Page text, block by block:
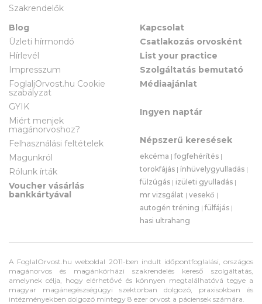
Szakrendelők
Blog
Üzleti hírmondó
Hírlevél
Impresszum
FoglaljOrvost.hu Cookie
szabályzat
GYIK
Miért menjek
magánorvoshoz?
Felhasználási feltételek
Magunkról
Rólunk írták
Voucher vásárlás
bankkártyával
Kapcsolat
Csatlakozás orvosként
List your practice
Szolgáltatás bemutató
Médiaajánlat
Ingyen naptár
Népszerű keresések
ekcéma |fogfehérítés |
torokfájás | ínhüvelygyulladás |
fülzúgás | izületi gyulladás |
mr vizsgálat | vesekő |
autogén tréning |fülfájás |
hasi ultrahang
A FoglalOrvost.hu weboldal 2011-ben indult időpontfoglalási, országos
magánorvos és magánkórházi szakrendelés kereső szolgáltatás,
amelynek célja, hogy elérhetővé és könnyen megtalálhatóvá tegye a
magyar magánegészségügyi szektorban dolgozó, praxisokban és
intézményekben dolgozó mintegy 8 ezer orvost a páciensek számára.